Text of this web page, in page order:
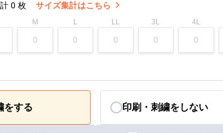
0 枚 サイズ集計はこちら
M L LL 3L 4L
をする 印刷・刺繍をしない